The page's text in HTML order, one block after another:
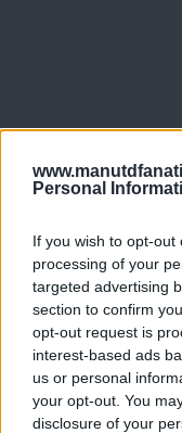
Personal
If you wish to opt-
processing of your
targeted advertising
section to confirm
opt-out request is
interest-based ads
us or personal
your opt-out. You
disclosure of your